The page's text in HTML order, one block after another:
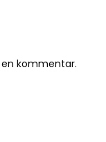
kommentar.